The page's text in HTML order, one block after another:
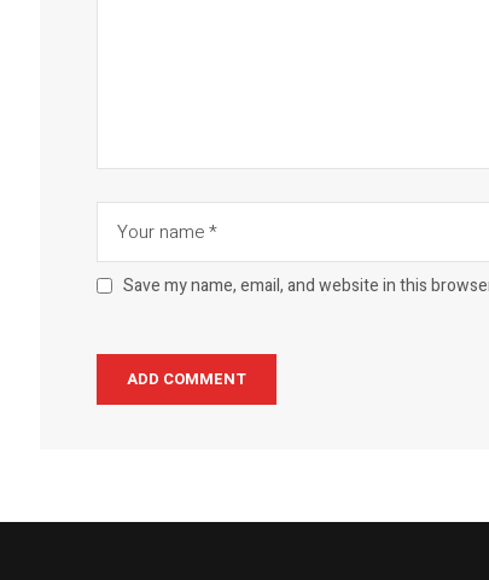
Save my name, email, and website in this